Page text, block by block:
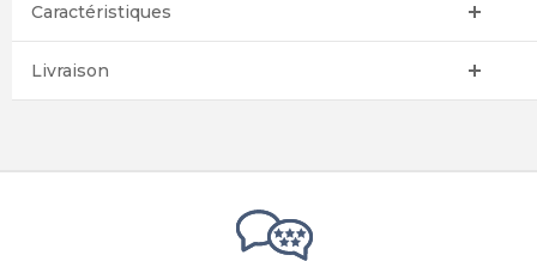
Caractéristiques
Livraison